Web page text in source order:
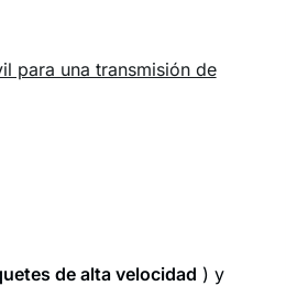
para una transmisión de
de alta velocidad ) y